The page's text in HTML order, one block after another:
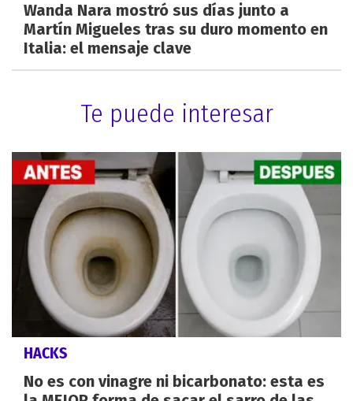
Wanda Nara mostró sus días junto a
Martín Migueles tras su duro momento en
Italia: el mensaje clave
Te puede interesar
HACKS
No es con vinagre ni bicarbonato: esta es